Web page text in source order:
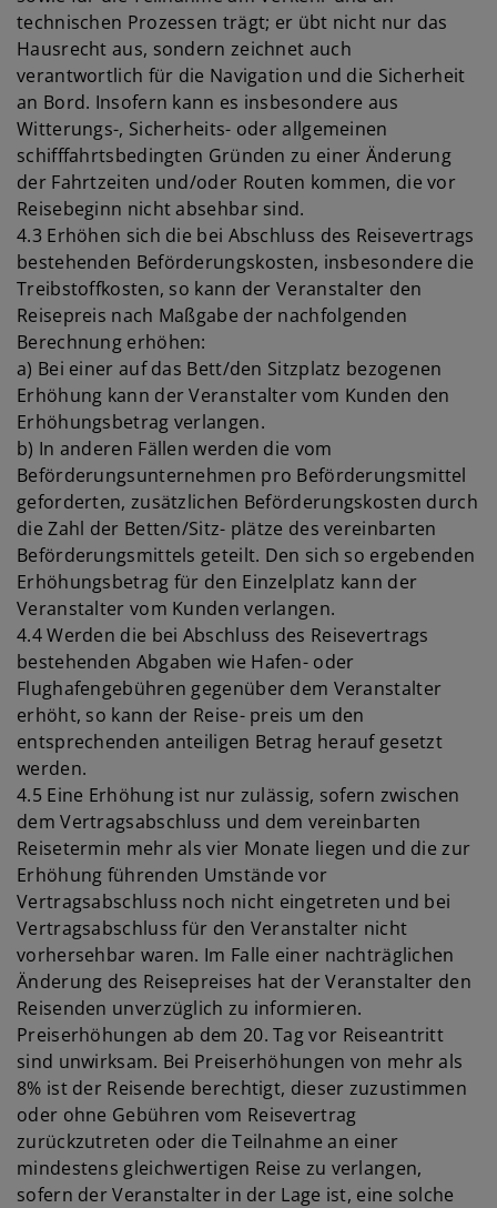
technischen Prozessen trägt; er übt nicht nur das
Hausrecht aus, sondern zeichnet auch
verantwortlich für die Navigation und die Sicherheit
an Bord. Insofern kann es insbesondere aus
Witterungs-, Sicherheits- oder allgemeinen
schifffahrtsbedingten Gründen zu einer Änderung
der Fahrtzeiten und/oder Routen kommen, die vor
Reisebeginn nicht absehbar sind.
4.3 Erhöhen sich die bei Abschluss des Reisevertrags
bestehenden Beförderungskosten, insbesondere die
Treibstoffkosten, so kann der Veranstalter den
Reisepreis nach Maßgabe der nachfolgenden
Berechnung erhöhen:
a) Bei einer auf das Bett/den Sitzplatz bezogenen
Erhöhung kann der Veranstalter vom Kunden den
Erhöhungsbetrag verlangen.
b) In anderen Fällen werden die vom
Beförderungsunternehmen pro Beförderungsmittel
geforderten, zusätzlichen Beförderungskosten durch
die Zahl der Betten/Sitz- plätze des vereinbarten
Beförderungsmittels geteilt. Den sich so ergebenden
Erhöhungsbetrag für den Einzelplatz kann der
Veranstalter vom Kunden verlangen.
4.4 Werden die bei Abschluss des Reisevertrags
bestehenden Abgaben wie Hafen- oder
Flughafengebühren gegenüber dem Veranstalter
erhöht, so kann der Reise- preis um den
entsprechenden anteiligen Betrag herauf gesetzt
werden.
4.5 Eine Erhöhung ist nur zulässig, sofern zwischen
dem Vertragsabschluss und dem vereinbarten
Reisetermin mehr als vier Monate liegen und die zur
Erhöhung führenden Umstände vor
Vertragsabschluss noch nicht eingetreten und bei
Vertragsabschluss für den Veranstalter nicht
vorhersehbar waren. Im Falle einer nachträglichen
Änderung des Reisepreises hat der Veranstalter den
Reisenden unverzüglich zu informieren.
Preiserhöhungen ab dem 20. Tag vor Reiseantritt
sind unwirksam. Bei Preiserhöhungen von mehr als
8% ist der Reisende berechtigt, dieser zuzustimmen
oder ohne Gebühren vom Reisevertrag
zurückzutreten oder die Teilnahme an einer
mindestens gleichwertigen Reise zu verlangen,
sofern der Veranstalter in der Lage ist, eine solche